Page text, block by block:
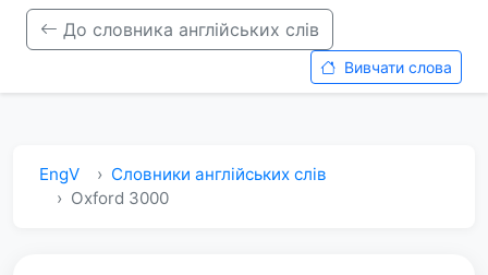
До словника англійських слів
Вивчати слова
EngV
Словники англійських слів
Oxford 3000